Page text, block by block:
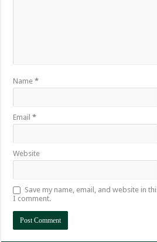
Name*
Email*
Website
Save my name, email, and website in
I comment.